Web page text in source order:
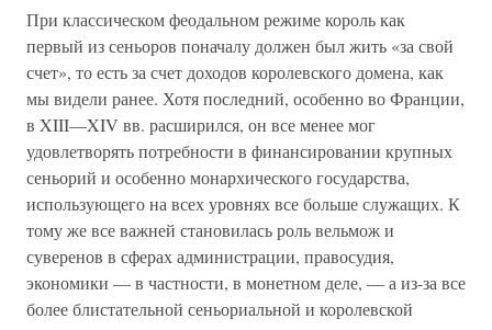
При классическом феодальном режиме король как
первый из сеньоров поначалу должен был жить «за свой
счет», то есть за счет доходов королевского домена, как
мы видели ранее. Хотя последний, особенно во Франции,
в XIII—XIV вв. расширился, он все менее мог
удовлетворять потребности в финансировании крупных
сеньорий и особенно монархического государства,
использующего на всех уровнях все больше служащих. К
тому же все важней становилась роль вельмож и
суверенов в сферах администрации, правосудия,
экономики — в частности, в монетном деле, — а из-за все
более блистательной сеньориальной и королевской